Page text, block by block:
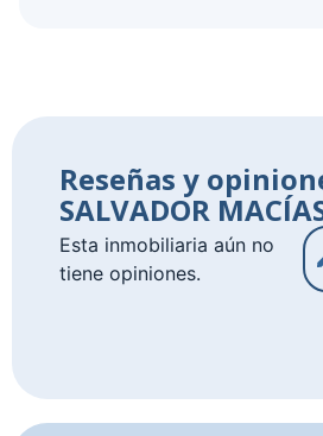
Reseñas y
SALVADOR
Esta inmobiliaria aún no
tiene opiniones.